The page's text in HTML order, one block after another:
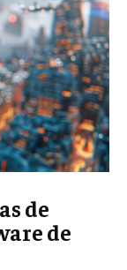
de
de